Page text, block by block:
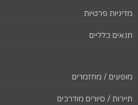
מדיניות פרטיות
תנאים כלליים
מופעים / מחזמרים
תיירות / סיורים מודרכים